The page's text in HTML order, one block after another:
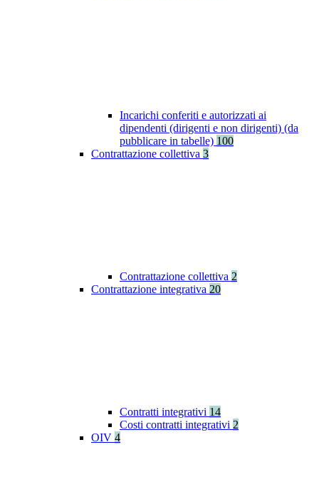
Incarichi conferiti e autorizzati ai
dipendenti (dirigenti e non dirigenti) (da
pubblicare in tabelle) 100
Contrattazione collettiva 3
Contrattazione collettiva 2
Contrattazione integrativa 20
Contratti integrativi 14
Costi contratti integrativi 2
OIV 4